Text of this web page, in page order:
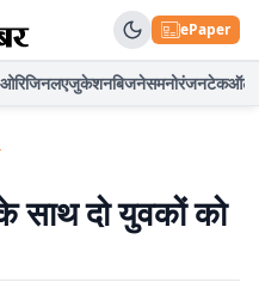
ePaper
ओरिजिनलएजुकेशनबिजनेसमनोरंजनटेकऑटो
साथ दो युवकों को